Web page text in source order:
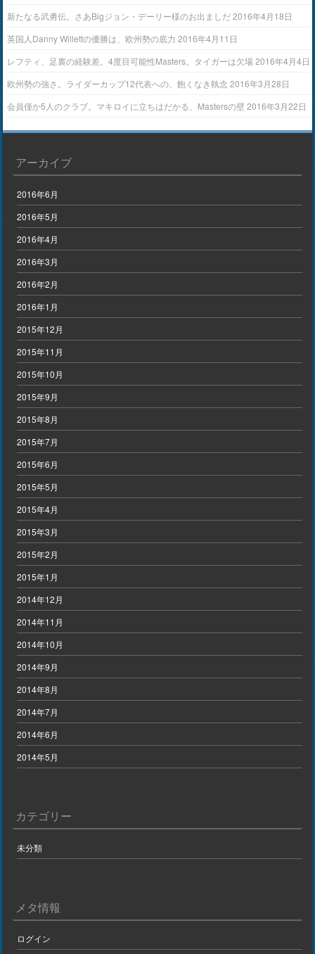
新たなる武勇伝。さあBigジョン・デーリー様のお出ましだ 2016年4月18日
英国人Danny Willettの優勝は、欧州勢の底力 2016年4月11日
レフティ、足裏の経験差。4度目可能性Masters。タイガーは欠場 2016年4月4日
欧州勢の強さ。ライダーカップ12代表への、飽くなき執念 2016年3月28日
会員僅か5人のクラブ。マキロイに立ちはだかる、Mastersの壁 2016年3月22日
アーカイブ
2016年6月
2016年5月
2016年4月
2016年3月
2016年2月
2016年1月
2015年12月
2015年11月
2015年10月
2015年9月
2015年8月
2015年7月
2015年6月
2015年5月
2015年4月
2015年3月
2015年2月
2015年1月
2014年12月
2014年11月
2014年10月
2014年9月
2014年8月
2014年7月
2014年6月
2014年5月
カテゴリー
未分類
メタ情報
ログイン